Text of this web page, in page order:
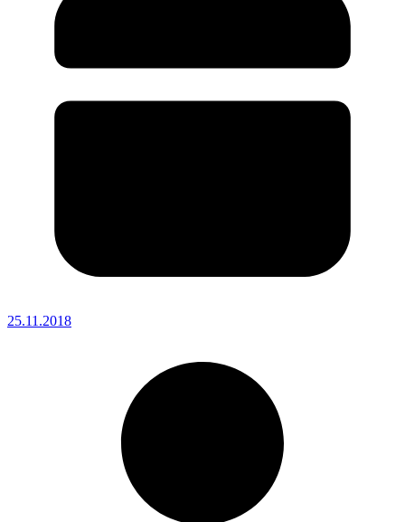
25.11.2018